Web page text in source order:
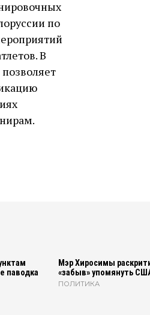
по
В
паводка
Мэр Хиросимы
«забыв» упомянуть
ПОЛИТИКА